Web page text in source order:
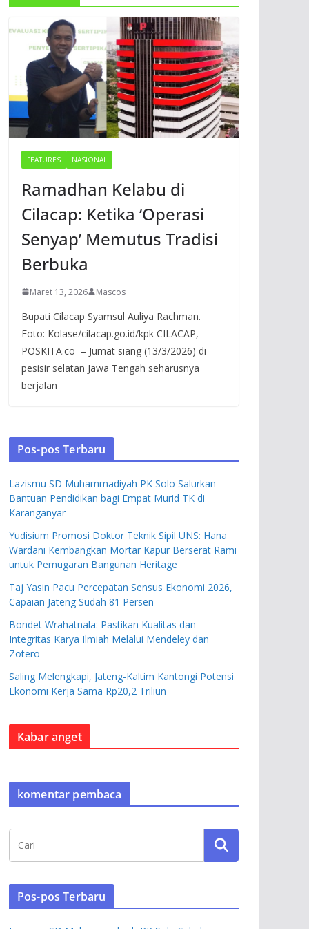
FEATURES NASIONAL
Ramadhan Kelabu di
Cilacap: Ketika ‘Operasi
Senyap’ Memutus Tradisi
Berbuka
Maret 13, 2026 Mascos
Bupati Cilacap Syamsul Auliya Rachman.
Foto: Kolase/cilacap.go.id/kpk CILACAP,
POSKITA.co – Jumat siang (13/3/2026) di
pesisir selatan Jawa Tengah seharusnya
berjalan
Pos-pos Terbaru
Lazismu SD Muhammadiyah PK Solo Salurkan
Bantuan Pendidikan bagi Empat Murid TK di
Karanganyar
Yudisium Promosi Doktor Teknik Sipil UNS: Hana
Wardani Kembangkan Mortar Kapur Berserat Rami
untuk Pemugaran Bangunan Heritage
Taj Yasin Pacu Percepatan Sensus Ekonomi 2026,
Capaian Jateng Sudah 81 Persen
Bondet Wrahatnala: Pastikan Kualitas dan
Integritas Karya Ilmiah Melalui Mendeley dan
Zotero
Saling Melengkapi, Jateng-Kaltim Kantongi Potensi
Ekonomi Kerja Sama Rp20,2 Triliun
Kabar anget
komentar pembaca
Pos-pos Terbaru